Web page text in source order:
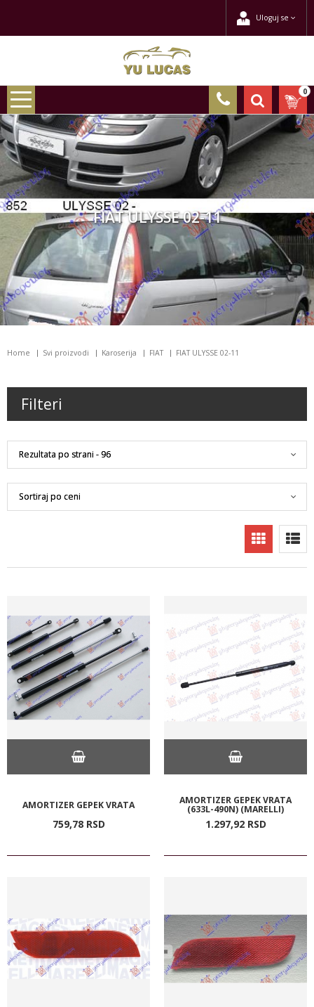
Uloguj se
0
FIAT ULYSSE 02-11
Home Svi proizvodi Karoserija FIAT FIAT ULYSSE 02-11
Filteri
AMORTIZER GEPEK VRATA
759,78 RSD
AMORTIZER GEPEK VRATA
(633L-490N) (MARELLI)
1.297,92 RSD